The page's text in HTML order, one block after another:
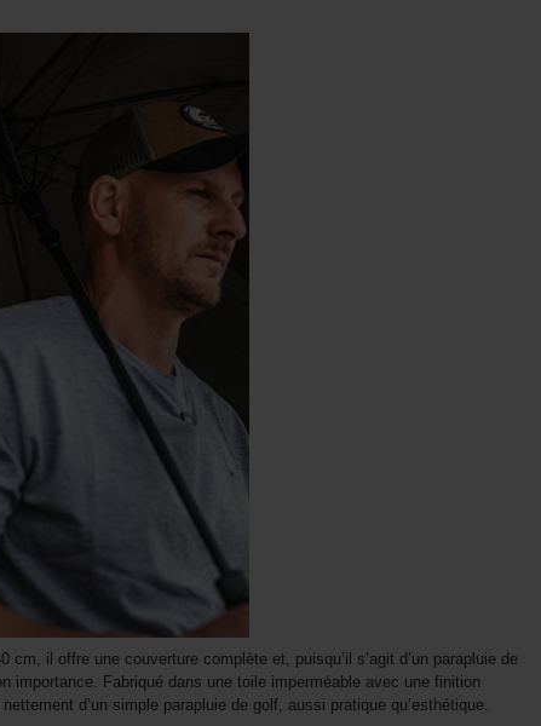
cm, il offre une couverture complète et, puisqu’il s’agit d’un parapluie de
importance. Fabriqué dans une toile imperméable avec une finition
d’un simple parapluie de golf, aussi pratique qu’esthétique.